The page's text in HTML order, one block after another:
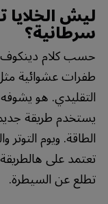
ليش الخلايا
سرطانية؟
حسب كلام
طفرات عشوائية
التقليدي. هو
يستخدم طريقة
الطاقة. ويوم
تعتمد على
تطلع عن السيطرة.